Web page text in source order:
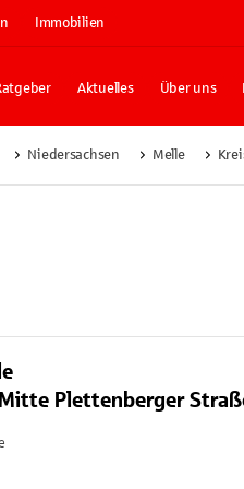
Immobilien
Aktuelles Über uns
Niedersachsen Melle
Plettenberger